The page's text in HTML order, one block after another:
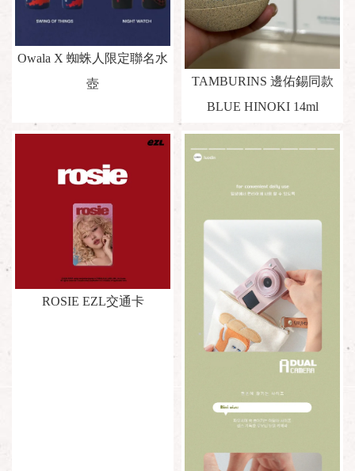
Owala X 蜘蛛人限定聯名水
壺
TAMBURINS 邊佑錫同款
BLUE HINOKI 14ml
ROSIE EZL交通卡